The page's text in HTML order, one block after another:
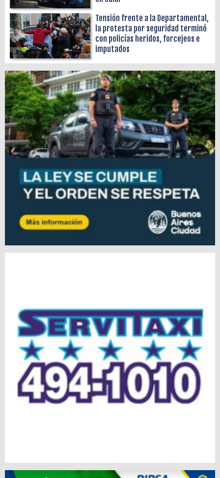
Tensión frente a la Departamental,
la protesta por seguridad terminó
con policías heridos, forcejeos e
imputados